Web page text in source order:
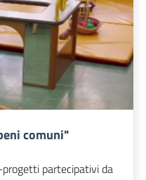
comuni"
partecipativi da